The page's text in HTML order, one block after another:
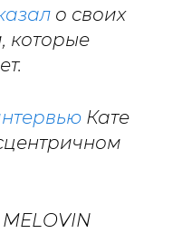
о своих
которые
Кате